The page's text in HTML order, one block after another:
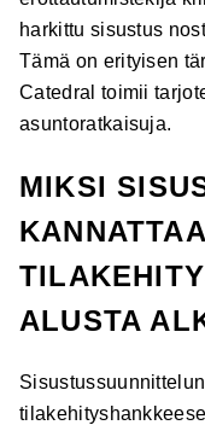
harkittu sisustus
Tämä on erityisen
Catedral toimii
asuntoratkaisuja.
MIKSI
ALUSTA